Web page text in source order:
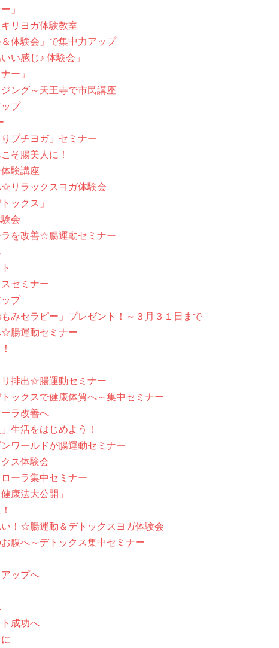
」
リヨガ体験教室
体験会」で集中力アップ
い感じ♪ 体験会」
ー」
ング～天王寺で市民講座
プ
プチヨガ」セミナー
そ腸美人に！
験講座
リラックスヨガ体験会
ックス」
会
を改善☆腸運動セミナー
セミナー
プ
みセラピー」プレゼント！～３月３１日まで
腸運動セミナー
排出☆腸運動セミナー
ックスで健康体質へ～集中セミナー
ラ改善へ
生活をはじめよう！
ワールドが腸運動セミナー
ス体験会
ーラ集中セミナー
康法大公開」
！☆腸運動＆デトックスヨガ体験会
腹へ～デトックス集中セミナー
ップへ
成功へ